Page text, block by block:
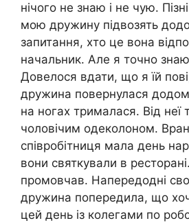
нічого не знаю і не чую.
мою дружину підвозять
запитання, хто це вона
начальник. Але я точно
Довелося вдати, що я їй
дружина повернулася
на ногах трималася. Від неї
чоловічим одеколоном.
співробітниця мала день
вони святкували в
промовчав. Напередодні
дружина попередила, що
цей день із колегами по